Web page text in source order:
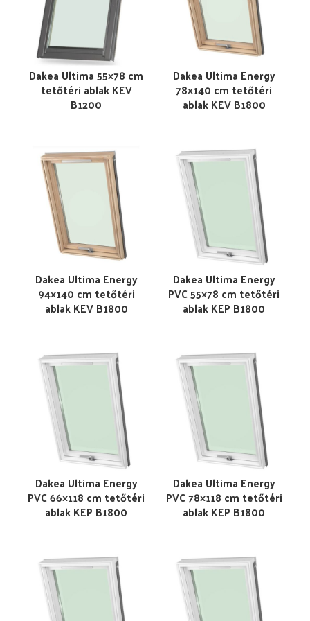
Dakea Ultima 55×78 cm
tetőtéri ablak KEV
B1200
Dakea Ultima Energy
78×140 cm tetőtéri
ablak KEV B1800
Dakea Ultima Energy
94×140 cm tetőtéri
ablak KEV B1800
Dakea Ultima Energy
PVC 55×78 cm tetőtéri
ablak KEP B1800
Dakea Ultima Energy
PVC 66×118 cm tetőtéri
ablak KEP B1800
Dakea Ultima Energy
PVC 78×118 cm tetőtéri
ablak KEP B1800